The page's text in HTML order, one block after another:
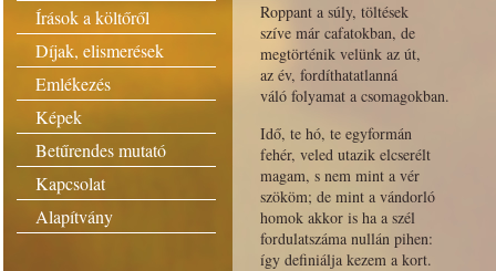
Írások a költőről
Díjak, elismerések
Emlékezés
Képek
Betűrendes mutató
Kapcsolat
Alapítvány
Roppant a súly, töltések
szíve már cafatokban, de
megtörténik velünk az út,
az év, fordíthatatlanná
váló folyamat a csomagokban.
Idő, te hó, te egyformán
fehér, veled utazik elcserélt
magam, s nem mint a vér
szököm; de mint a vándorló
homok akkor is ha a szél
fordulatszáma nullán pihen:
így definiálja kezem a kort.